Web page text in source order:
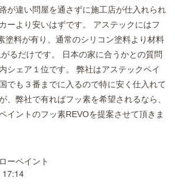
が違い問屋を通さずに施工店が仕入れられ
ーより安いはずです。 アステックにはフ
塗料が有り、通常のシリコン塗料より材料
るだけです。 日本の家に合うかとの質問
シェア１位です。 弊社はアステックペイ
でも３番までに入るので特に安く仕入れて
、弊社で有ればフッ素を希望されるなら、
イントのフッ素REVOを提案させて頂きま
ーペイント
17:14